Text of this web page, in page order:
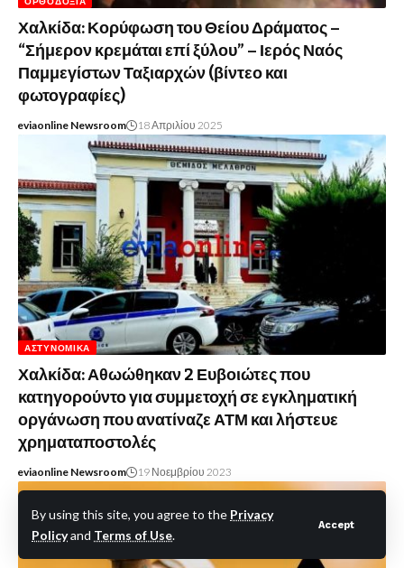
By using this site, you agree to the Privacy
Policyand Terms of Use.
Accept
Χαλκίδα: Κορύφωση του Θείου Δράματος –
“Σήμερον κρεμάται επί ξύλου” – Ιερός Ναός
Παμμεγίστων Ταξιαρχών (βίντεο και
φωτογραφίες)
eviaonline Newsroom 18 Απριλίου 2025
ΑΣΤΥΝΟΜΙΚΆ
Χαλκίδα: Αθωώθηκαν 2 Ευβοιώτες που
κατηγορούντο για συμμετοχή σε εγκληματική
οργάνωση που ανατίναζε ΑΤΜ και λήστευε
χρηματαποστολές
eviaonline Newsroom 19 Νοεμβρίου 2023